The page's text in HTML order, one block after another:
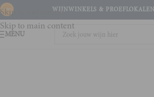
Skip to navigation
Skip to main content
WIJNWINKELS & PROEFLOKALEN
MENU